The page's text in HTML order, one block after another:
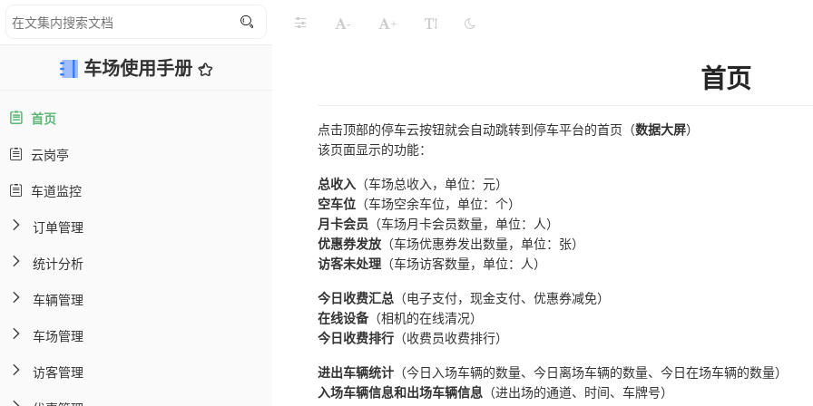
车场使用手册
首页
云岗亭
车道监控
订单管理
统计分析
车辆管理
车场管理
访客管理
- +
首页
点击顶部的停车云按钮就会自动跳转到停车平台的首页（数据大屏）
该页面显示的功能：
总收入 （车场总收入，单位：元）
空车位（车场空余车位，单位：个）
月卡会员 （车场月卡会员数量，单位：人）
优惠券发放（车场优惠券发出数量，单位：张）
访客未处理（车场访客数量，单位：人）
今日收费汇总（电子支付，现金支付、优惠券减免）
在线设备（相机的在线清况）
今日收费排行（收费员收费排行）
进出车辆统计（今日入场车辆的数量、今日离场车辆的数量、今日在场车辆的数量）
入场车辆信息和出场车辆信息 （进出场的通道、时间、车牌号）